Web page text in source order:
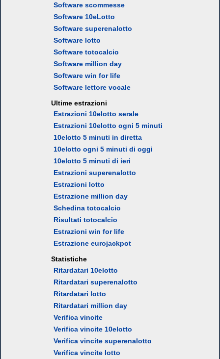
Software scommesse
Software 10eLotto
Software superenalotto
Software lotto
Software totocalcio
Software million day
Software win for life
Software lettore vocale
Ultime estrazioni
Estrazioni 10elotto serale
Estrazioni 10elotto ogni 5 minuti
10elotto 5 minuti in diretta
10elotto ogni 5 minuti di oggi
10elotto 5 minuti di ieri
Estrazioni superenalotto
Estrazioni lotto
Estrazione million day
Schedina totocalcio
Risultati totocalcio
Estrazioni win for life
Estrazione eurojackpot
Statistiche
Ritardatari 10elotto
Ritardatari superenalotto
Ritardatari lotto
Ritardatari million day
Verifica vincite
Verifica vincite 10elotto
Verifica vincite superenalotto
Verifica vincite lotto